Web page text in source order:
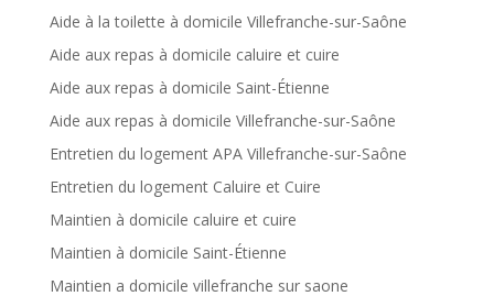
Aide à la toilette à domicile Villefranche-sur-Saône
Aide aux repas à domicile caluire et cuire
Aide aux repas à domicile Saint-Étienne
Aide aux repas à domicile Villefranche-sur-Saône
Entretien du logement APA Villefranche-sur-Saône
Entretien du logement Caluire et Cuire
Maintien à domicile caluire et cuire
Maintien à domicile Saint-Étienne
Maintien a domicile villefranche sur saone